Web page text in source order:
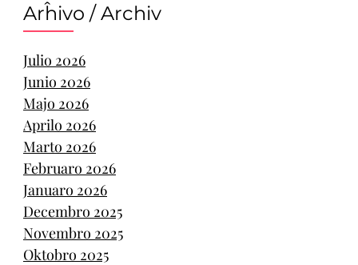
Arĥivo / Archiv
Julio 2026
Junio 2026
Majo 2026
Aprilo 2026
Marto 2026
Februaro 2026
Januaro 2026
Decembro 2025
Novembro 2025
Oktobro 2025